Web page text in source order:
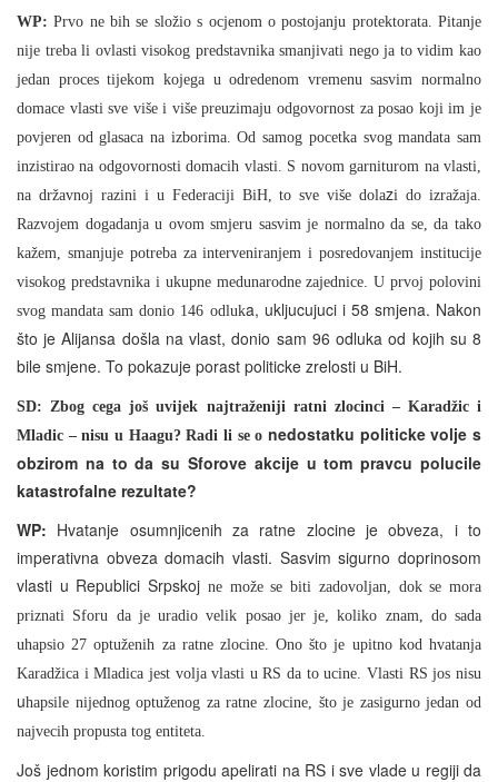
WP:Prvo ne bih se složio s ocjenom o postojanju protektorata. Pitanje
nije treba li ovlasti visokog predstavnika smanjivati nego ja to vidim kao
jedan proces tijekom kojega u odredenom vremenu sasvim normalno
domace vlasti sve više i više preuzimaju odgovornost za posao koji im je
povjeren od glasaca na izborima. Od samog pocetka svog mandata sam
inzistirao na odgovornosti domacih vlasti. S novom garniturom na vlasti,
na državnoj razini i u Federaciji BiH, to sve više dolazi do izražaja.
Razvojem dogadanja u ovom smjeru sasvim je normalno da se, da tako
kažem, smanjuje potreba za interveniranjem i posredovanjem institucije
visokog predstavnika i ukupne medunarodne zajednice. U prvoj polovini
svog mandata sam donio 146 odluka, ukljucujuci i 58 smjena. Nakon
što je Alijansa došla na vlast, donio sam 96 odluka od kojih su 8
bile smjene. To pokazuje porast politicke zrelosti u BiH.
SD: Zbog cega još uvijek najtraženiji ratni zlocinci – Karadžic i
Mladic – nisu u Haagu? Radi li se o nedostatku politicke volje s
obzirom na to da su Sforove akcije u tom pravcu polucile
katastrofalne rezultate?
WP: Hvatanje osumnjicenih za ratne zlocine je obveza, i to
imperativna obveza domacih vlasti. Sasvim sigurno doprinosom
vlasti u Republici Srpskoj ne može se biti zadovoljan, dok se mora
priznati Sforu da je uradio velik posao jer je, koliko znam, do sada
uhapsio 27 optuženih za ratne zlocine. Ono što je upitno kod hvatanja
Karadžica i Mladica jest volja vlasti u RS da to ucine. Vlasti RS jos nisu
uhapsile nijednog optuženog za ratne zlocine, što je zasigurno jedan od
najvecih propusta tog entiteta.
Još jednom koristim prigodu apelirati na RS i sve vlade u regiji da